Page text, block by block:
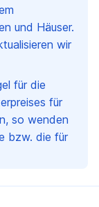
und Häuser.
wir
für die
für
so wenden
bzw. die für